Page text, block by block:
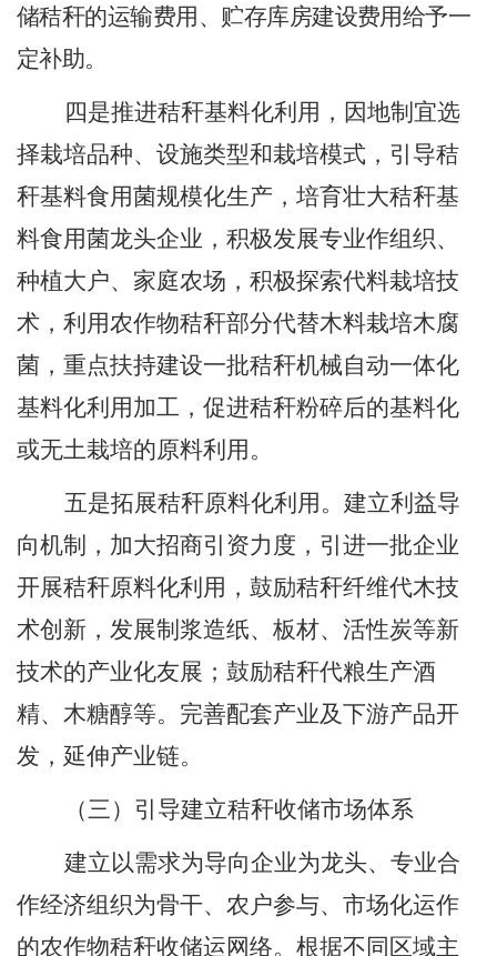
储秸秆的运输费用、贮存库房建设费用给予一
定补助。
四是推进秸秆基料化利用，因地制宜选
择栽培品种、设施类型和栽培模式，引导秸
秆基料食用菌规模化生产，培育壮大秸秆基
料食用菌龙头企业，积极发展专业作组织、
种植大户、家庭农场，积极探索代料栽培技
术，利用农作物秸秆部分代替木料栽培木腐
菌，重点扶持建设一批秸秆机械自动一体化
基料化利用加工，促进秸秆粉碎后的基料化
或无土栽培的原料利用。
五是拓展秸秆原料化利用。建立利益导
向机制，加大招商引资力度，引进一批企业
开展秸秆原料化利用，鼓励秸秆纤维代木技
术创新，发展制浆造纸、板材、活性炭等新
技术的产业化友展；鼓励秸秆代粮生产酒
精、木糖醇等。完善配套产业及下游产品开
发，延伸产业链。
（三）引导建立秸秆收储市场体系
建立以需求为导向企业为龙头、专业合
作经济组织为骨干、农户参与、市场化运作
的农作物秸秆收储运网络。根据不同区域主